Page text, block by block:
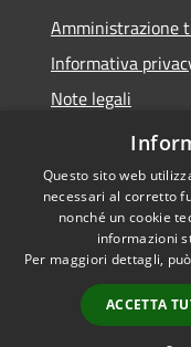
Amministrazione
Informativa
Note legali
Dichiarazione di
Accessibilità
Questo sito web
necessari al corretto
nonché un cookie
informazioni
Per maggiori dettagli,
ACCETTA